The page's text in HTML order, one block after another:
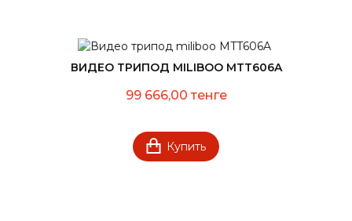
ВИДЕО ТРИПОД MILIBOO MTT606A
99 666,00 тенге
Купить